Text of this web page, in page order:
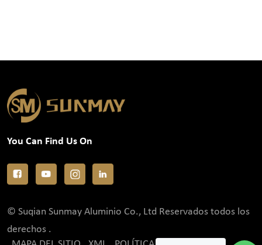
You Can Find Us On
© Suqian Sunmay Aluminio Co., Ltd Reservados todos los
derechos .